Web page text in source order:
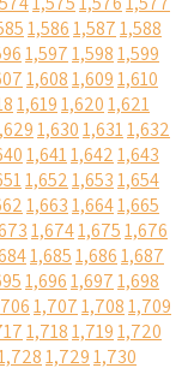
1,5861,5871,588
1,5971,5981,599
1,6081,6091,610
1,6191,6201,621
1,6301,6311,632
1,6411,6421,643
1,6521,6531,654
1,6631,6641,665
1,6741,6751,676
1,6851,6861,687
1,6961,6971,698
1,7071,7081,709
1,7181,7191,720
1,7291,730